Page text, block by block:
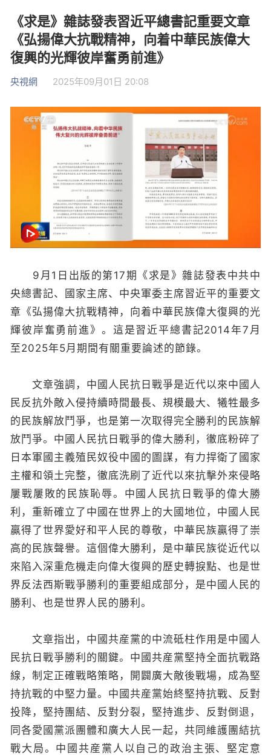
《求是》雜誌發表習近平總書記重要文章
《弘揚偉大抗戰精神，向着中華民族偉大
復興的光輝彼岸奮勇前進》
央視網 2025年09月01日 20:08
9月1日出版的第17期《求是》雜誌發表中共中
央總書記、國家主席、中央軍委主席習近平的重要文
章《弘揚偉大抗戰精神，向着中華民族偉大復興的光
輝彼岸奮勇前進》。這是習近平總書記2014年7月
至2025年5月期間有關重要論述的節錄。
文章強調，中國人民抗日戰爭是近代以來中國人
民反抗外敵入侵持續時間最長、規模最大、犧牲最多
的民族解放鬥爭，也是第一次取得完全勝利的民族解
放鬥爭。中國人民抗日戰爭的偉大勝利，徹底粉碎了
日本軍國主義殖民奴役中國的圖謀，有力捍衛了國家
主權和領土完整，徹底洗刷了近代以來抗擊外來侵略
屢戰屢敗的民族恥辱。中國人民抗日戰爭的偉大勝
利，重新確立了中國在世界上的大國地位，中國人民
贏得了世界愛好和平人民的尊敬，中華民族贏得了崇
高的民族聲譽。這個偉大勝利，是中華民族從近代以
來陷入深重危機走向偉大復興的歷史轉捩點、也是世
界反法西斯戰爭勝利的重要組成部分，是中國人民的
勝利、也是世界人民的勝利。
文章指出，中國共産黨的中流砥柱作用是中國人
民抗日戰爭勝利的關鍵。中國共産黨堅持全面抗戰路
線，制定正確戰略策略，開闢廣大敵後戰場，成為堅
持抗戰的中堅力量。中國共産黨始終堅持抗戰、反對
投降，堅持團結、反對分裂，堅持進步、反對倒退，
同各愛國黨派團體和廣大人民一起，共同維護團結抗
戰大局。中國共産黨人以自己的政治主張、堅定意